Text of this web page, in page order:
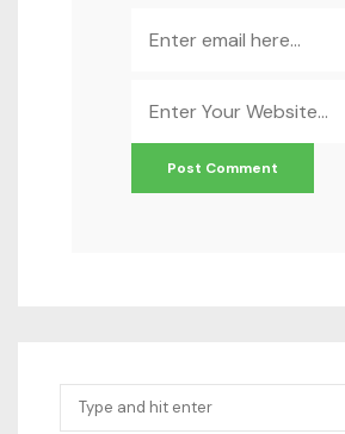
Search
for: